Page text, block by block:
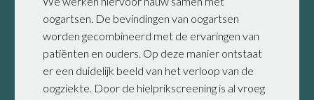
oogartsen. De bevindingen van oogartsen
worden gecombineerd met de ervaringen van
patiënten en ouders. Op deze manier ontstaat
er een duidelijk beeld van het verloop van de
oogziekte. Door de hielprikscreening is al vroeg